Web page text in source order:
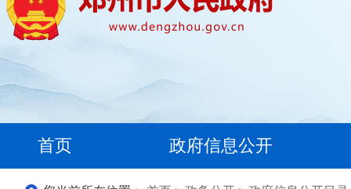
首页 政府信息公开